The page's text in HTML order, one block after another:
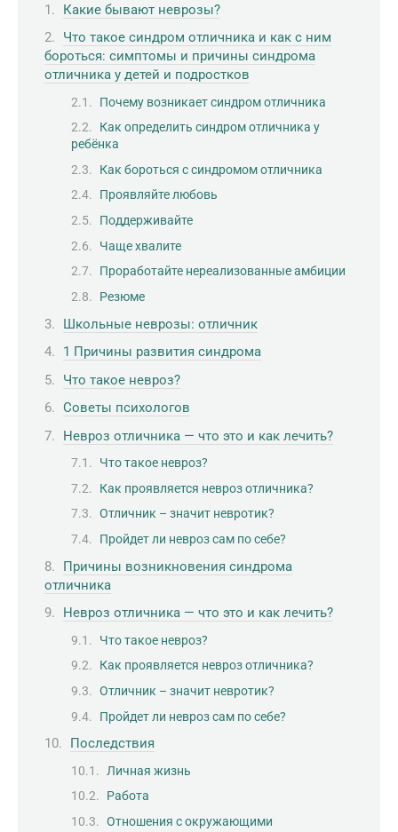
Какие бывают неврозы?
Что такое синдром отличника и как с ним
бороться: симптомы и причины синдрома
отличника у детей и подростков
Почему возникает синдром отличника
Как определить синдром отличника у
ребёнка
Как бороться с синдромом отличника
Проявляйте любовь
Поддерживайте
Чаще хвалите
Проработайте нереализованные амбиции
Резюме
Школьные неврозы: отличник
1 Причины развития синдрома
Что такое невроз?
Советы психологов
Невроз отличника — что это и как лечить?
Что такое невроз?
Как проявляется невроз отличника?
Отличник – значит невротик?
Пройдет ли невроз сам по себе?
Причины возникновения синдрома
отличника
Невроз отличника — что это и как лечить?
Что такое невроз?
Как проявляется невроз отличника?
Отличник – значит невротик?
Пройдет ли невроз сам по себе?
Последствия
Личная жизнь
Работа
Отношения с окружающими